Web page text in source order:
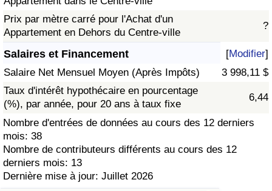
Prix par mètre carré pour l'Achat d'un
Appartement en Dehors du Centre-ville
?
Salaires et Financement [Modifier]
Salaire Net Mensuel Moyen (Après Impôts)
3 998,11 $
Taux d'intérêt hypothécaire en pourcentage
(%), par année, pour 20 ans à taux fixe
6,44
Nombre d'entrées de données au cours des 12 derniers
mois: 38
Nombre de contributeurs différents au cours des 12
derniers mois: 13
Dernière mise à jour: Juillet 2026
Indice de criminalité par pays
Soins de santé
Indice des soins de santé (Actuel)
Indice des soins de santé
Indice des soins de santé par Pays
Pollution